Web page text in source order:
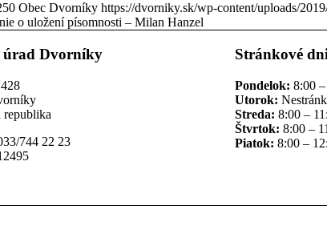
Obec Dvorníky https://dvorniky.sk/wp-content/uploads/
o uložení písomnosti – Milan Hanzel
úrad Dvorníky
republika
744 22 23
Stránkové
Pondelok: 8:00
Utorok:
Streda: 8:00 –
Štvrtok: 8:00 –
Piatok: 8:00 –